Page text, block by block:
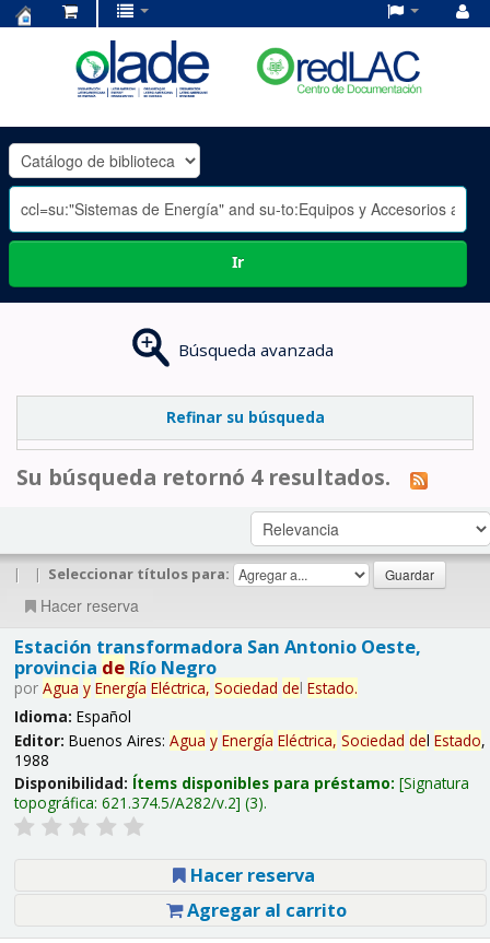
OLADE
-
Ir
Búsqueda avanzada
Refinar su búsqueda
Su búsqueda retornó 4 resultados.
| | Seleccionar títulos para:
Hacer reserva
Estación transformadora San Antonio Oeste,
provincia deRío Negro
por Agua y Energía Eléctrica, Sociedad del Estado.
Idioma: Español
Editor: Buenos Aires: Agua y Energía Eléctrica, Sociedad del Estado,
1988
Disponibilidad: Ítems disponibles para préstamo: Signatura
topográfica: 621.374.5/A282/v.2 (3).
Hacer reserva
Agregar al carrito